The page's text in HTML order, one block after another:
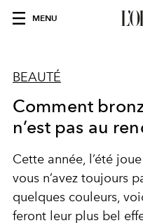
MENU
BEAUTÉ
Comment
n’est pas au
Cette année, l’été
vous n’avez toujours
quelques couleurs,
feront leur plus bel